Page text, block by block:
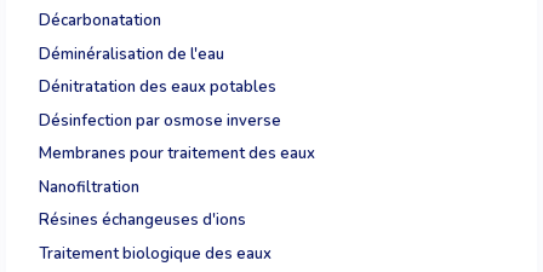
Décarbonatation
Déminéralisation de l'eau
Dénitratation des eaux potables
Désinfection par osmose inverse
Membranes pour traitement des eaux
Nanofiltration
Résines échangeuses d'ions
Traitement biologique des eaux